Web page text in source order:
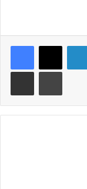
Compartir por correo electrónico